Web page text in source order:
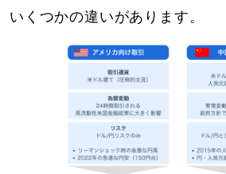
いくつかの違いがあります。